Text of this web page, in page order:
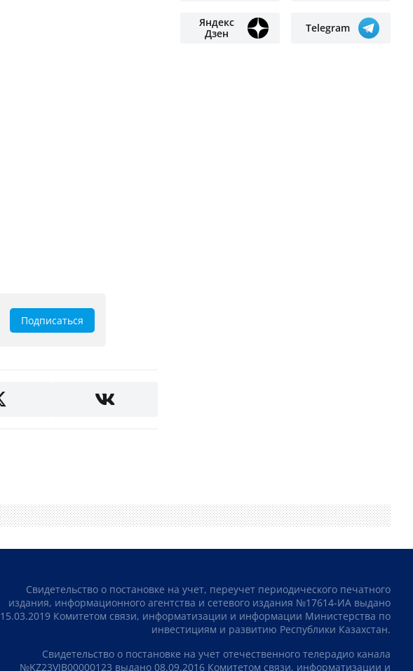
Подписаться
Яндекс
Дзен
Telegram
Свидетельство о постановке на учет, переучет периодического печатного
издания, информационного агентства и сетевого издания №17614-ИА выдано
15.03.2019 Комитетом связи, информатизации и информации Министерства по
инвестициям и развитию Республики Казахстан.
Свидетельство о постановке на учет отечественного телерадио канала
№KZ23VJB00000123 выдано 08.09.2016 Комитетом связи, информатизации и